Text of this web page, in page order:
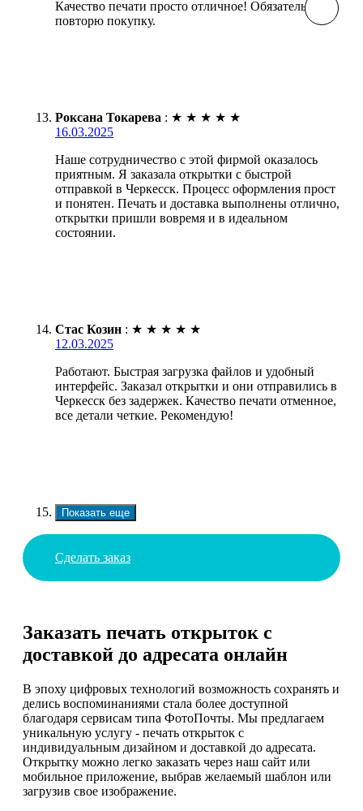
Качество печати просто отличное! Обязательно
повторю покупку.
Роксана Токарева : ★ ★ ★ ★ ★
16.03.2025
Наше сотрудничество с этой фирмой оказалось
приятным. Я заказала открытки с быстрой
отправкой в Черкесск. Процесс оформления прост
и понятен. Печать и доставка выполнены отлично,
открытки пришли вовремя и в идеальном
состоянии.
Стас Козин : ★ ★ ★ ★ ★
12.03.2025
Работают. Быстрая загрузка файлов и удобный
интерфейс. Заказал открытки и они отправились в
Черкесск без задержек. Качество печати отменное,
все детали четкие. Рекомендую!
Показать еще
Сделать заказ
Заказать печать открыток с
доставкой до адресата онлайн
В эпоху цифровых технологий возможность сохранять и
делись воспоминаниями стала более доступной
благодаря сервисам типа ФотоПочты. Мы предлагаем
уникальную услугу - печать открыток с
индивидуальным дизайном и доставкой до адресата.
Открытку можно легко заказать через наш сайт или
мобильное приложение, выбрав желаемый шаблон или
загрузив свое изображение.